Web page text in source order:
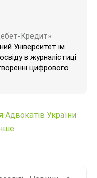
Кредит»
Університет ім.
в журналістиці
цифрового
Адвокатів України